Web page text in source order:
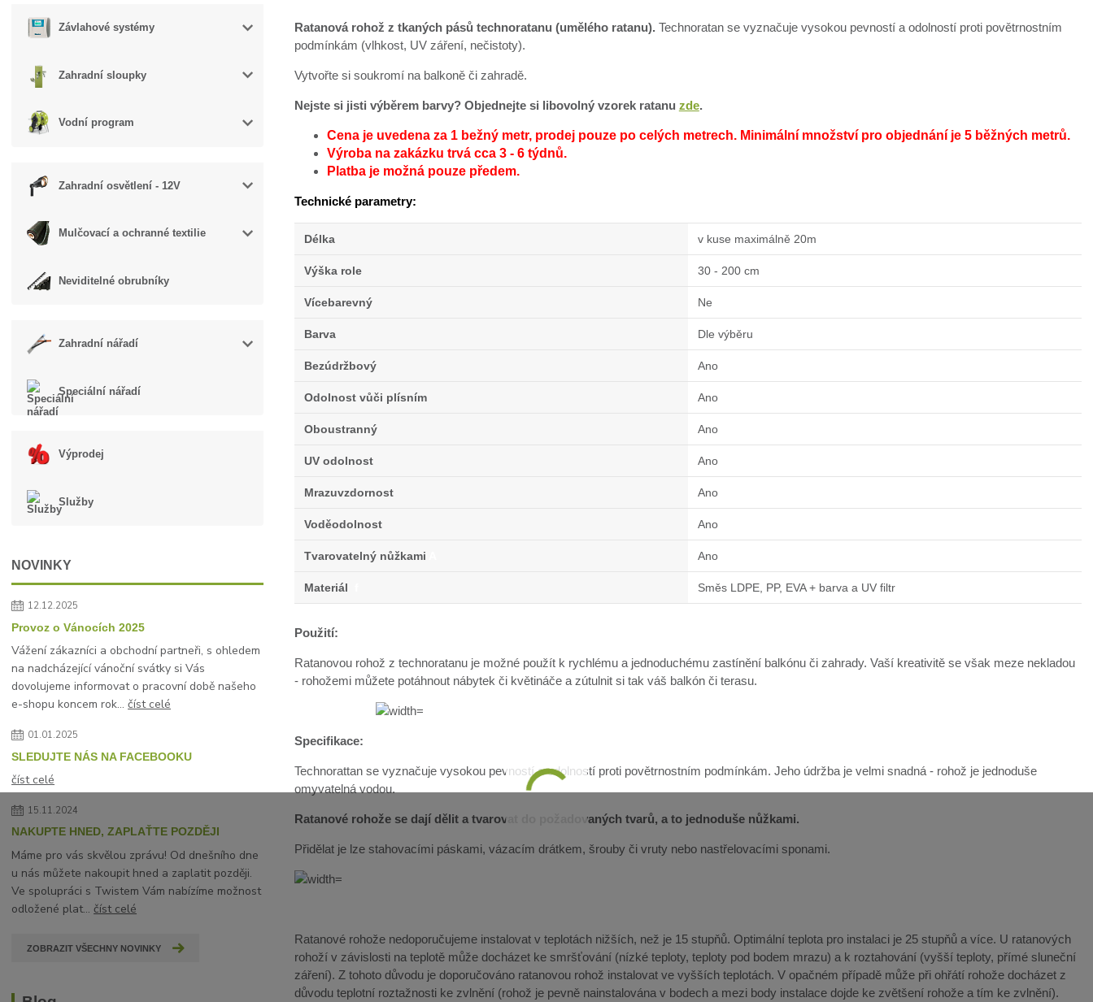
Závlahové systémy
Zahradní sloupky
Vodní program
Zahradní osvětlení - 12V
Mulčovací a ochranné textilie
Neviditelné obrubníky
Zahradní nářadí
Speciální nářadí
Výprodej
Služby
NOVINKY
12.12.2025
Provoz o Vánocích 2025
Vážení zákazníci a obchodní partneři, s ohledem
na nadcházející vánoční svátky si Vás
dovolujeme informovat o pracovní době našeho
e-shopu koncem rok...číst celé
01.01.2025
SLEDUJTE NÁS NA FACEBOOKU
číst celé
15.11.2024
NAKUPTE HNED, ZAPLAŤTE POZDĚJI
Máme pro vás skvělou zprávu! Od dnešního dne
u nás můžete nakoupit hned a zaplatit později.
Ve spolupráci s Twistem Vám nabízíme možnost
odložené plat...číst celé
ZOBRAZIT VŠECHNY NOVINKY
Ratanová rohož z tkaných pásů technoratanu (umělého ratanu).Technoratan se vyznačuje vysokou pevností a odolností proti povětrnostním
podmínkám (vlhkost, UV záření, nečistoty).
Vytvořte si soukromí na balkoně či zahradě.
Nejste si jisti výběrem barvy? Objednejte si libovolný vzorek ratanu zde.
Cena je uvedena za 1 bežný metr, prodej pouze po celých metrech. Minimální množství pro objednání je 5 běžných metrů.
Výroba na zakázku trvá cca 3 - 6 týdnů.
Platba je možná pouze předem.
Technické parametry:
Délka v kuse maximálně 20m
Výška role 30 - 200 cm
Vícebarevný Ne
Barva Dle výběru
Bezúdržbový Ano
Odolnost vůči plísním Ano
Oboustranný Ano
UV odolnost Ano
Mrazuvzdornost Ano
Voděodolnost Ano
Tvarovatelný nůžkami Ano
Materiál Směs LDPE, PP, EVA + barva a UV filtr
Použití:
Ratanovou rohož z technoratanu je možné použít k rychlému a jednoduchému zastínění balkónu či zahrady. Vaší kreativitě se však meze nekladou
- rohožemi můžete potáhnout nábytek či květináče a zútulnit si tak váš balkón či terasu.
Specifikace:
Technorattan se vyznačuje vysokou pevností a odolností proti povětrnostním podmínkám. Jeho údržba je velmi snadná - rohož je jednoduše
omyvatelná vodou.
Ratanové rohože se dají dělit a tvarovat do požadovaných tvarů, a to jednoduše nůžkami.
Přidělat je lze stahovacími páskami, vázacím drátkem, šrouby či vruty nebo nastřelovacími sponami.
Ratanové rohože nedoporučujeme instalovat v teplotách nižších, než je 15 stupňů. Optimální teplota pro instalaci je 25 stupňů a více. U ratanových
rohoží v závislosti na teplotě může docházet ke smršťování (nízké teploty, teploty pod bodem mrazu) a k roztahování (vyšší teploty, přímé sluneční
záření). Z tohoto důvodu je doporučováno ratanovou rohož instalovat ve vyšších teplotách. V opačném případě může při ohřátí rohože docházet z
důvodu teplotní roztažnosti ke zvlnění (rohož je pevně nainstalována v bodech a mezi body instalace dojde ke zvětšení rohože a tím ke zvlnění).